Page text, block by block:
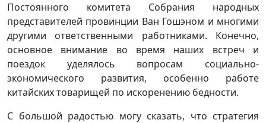
Постоянного комитета Собрания народных
представителей провинции Ван Гошэном и многими
другими ответственными работниками. Конечно,
основное внимание во время наших встреч и
поездок уделялось вопросам социально-
экономического развития, особенно работе
китайских товарищей по искоренению бедности.
С большой радостью могу сказать, что стратегия